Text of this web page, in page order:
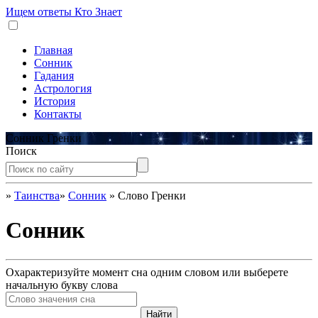
Ищем ответы Кто Знает
Главная
Сонник
Гадания
Астрология
История
Контакты
Сонник Гренки
Поиск
» Таинства» Сонник » Слово Гренки
Сонник
Охарактеризуйте момент сна одним словом или выберете
начальную букву слова